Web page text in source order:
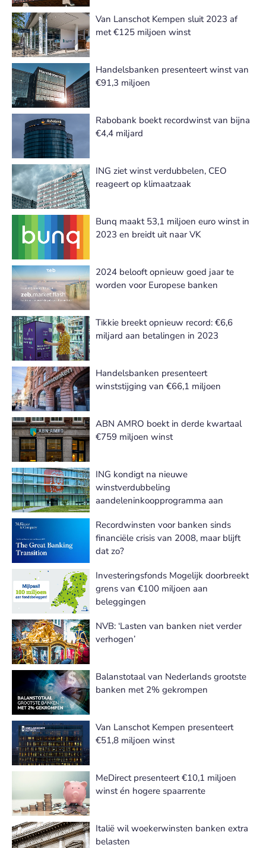
Van Lanschot Kempen sluit 2023 af
met €125 miljoen winst
Handelsbanken presenteert winst van
€91,3 miljoen
Rabobank boekt recordwinst van bijna
€4,4 miljard
ING ziet winst verdubbelen, CEO
reageert op klimaatzaak
Bunq maakt 53,1 miljoen euro winst in
2023 en breidt uit naar VK
2024 belooft opnieuw goed jaar te
worden voor Europese banken
Tikkie breekt opnieuw record: €6,6
miljard aan betalingen in 2023
Handelsbanken presenteert
winststijging van €66,1 miljoen
ABN AMRO boekt in derde kwartaal
€759 miljoen winst
ING kondigt na nieuwe
winstverdubbeling
aandeleninkoopprogramma aan
Recordwinsten voor banken sinds
financiële crisis van 2008, maar blijft
dat zo?
Investeringsfonds Mogelijk doorbreekt
grens van €100 miljoen aan
beleggingen
NVB: ‘Lasten van banken niet verder
verhogen’
Balanstotaal van Nederlands grootste
banken met 2% gekrompen
Van Lanschot Kempen presenteert
€51,8 miljoen winst
MeDirect presenteert €10,1 miljoen
winst én hogere spaarrente
Italië wil woekerwinsten banken extra
belasten